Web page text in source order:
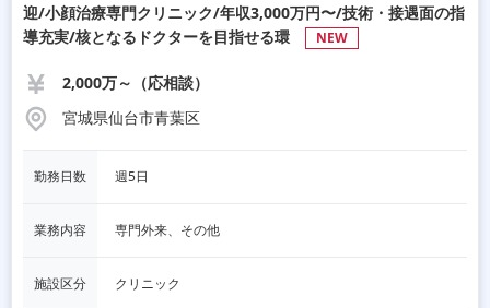
迎/小顔治療専門クリニック/年収3,000万円〜/技術・接遇面の指
導充実/核となるドクターを目指せる環
NEW
2,000万～（応相談）
宮城県仙台市青葉区
勤務日数 週5日
業務内容 専門外来、その他
施設区分 クリニック